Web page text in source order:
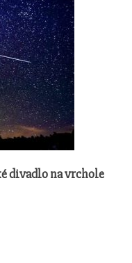
divadlo na vrchole